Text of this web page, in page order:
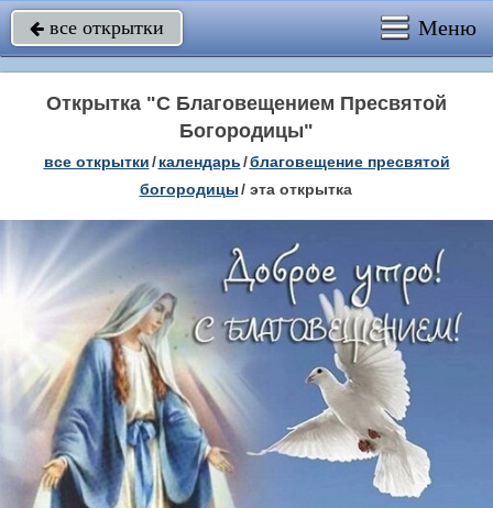
 все открытки Меню
Открытка "С Благовещением Пресвятой
Богородицы"
все открытки/ календарь/благовещение пресвятой
богородицы/ эта открытка